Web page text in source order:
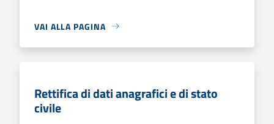
VAI ALLA PAGINA
Rettifica di dati anagrafici e di stato
civile